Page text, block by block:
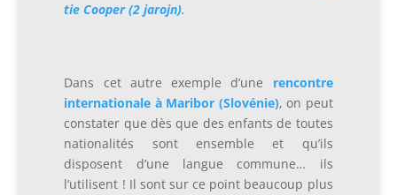
tie Cooper (2 jarojn).
Dans cet autre exemple d’une rencontre
internationale à Maribor (Slovénie), on peut
constater que dès que des enfants de toutes
nationalités sont ensemble et qu’ils
disposent d’une langue commune… ils
l’utilisent ! Il sont sur ce point beaucoup plus